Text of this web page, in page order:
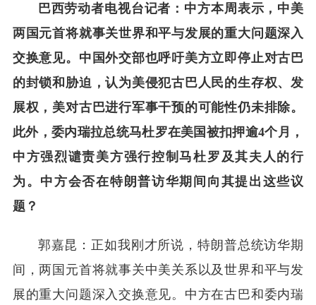
巴西劳动者电视台记者：中方本周表示，中美
两国元首将就事关世界和平与发展的重大问题深入
交换意见。中国外交部也呼吁美方立即停止对古巴
的封锁和胁迫，认为美侵犯古巴人民的生存权、发
展权，美对古巴进行军事干预的可能性仍未排除。
此外，委内瑞拉总统马杜罗在美国被扣押逾4个月，
中方强烈谴责美方强行控制马杜罗及其夫人的行
为。中方会否在特朗普访华期间向其提出这些议
题？
郭嘉昆：正如我刚才所说，特朗普总统访华期
间，两国元首将就事关中美关系以及世界和平与发
展的重大问题深入交换意见。中方在古巴和委内瑞